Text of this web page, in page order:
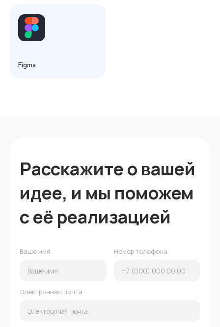
Figma
Расскажите о вашей
идее, и мы поможем
с её реализацией
Ваше имя Номер телефона
Электронная почта